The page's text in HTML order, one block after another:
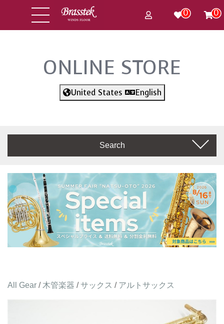
0 0
ONLINE STORE
United States English
Search
All Gear / 木管楽器 /サックス / アルトサックス